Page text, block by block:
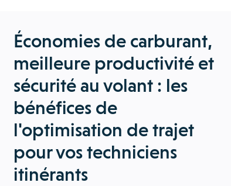
Économies de carburant,
meilleure productivité et
sécurité au volant : les
bénéfices de
l'optimisation de trajet
pour vos techniciens
itinérants